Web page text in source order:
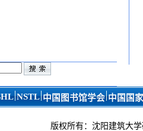
NSTL 中国图书馆学会 中国国
版权所有：沈阳建筑大